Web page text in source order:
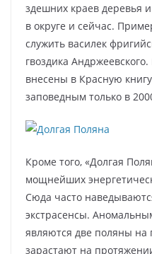
здешних краев деревья
в округе и сейчас.
служить василек
гвоздика
внесены в Красную
заповедным только в
Кроме того, «Долгая
мощнейших
Сюда часто
экстрасенсы.
являются две поляны на
зарастают на